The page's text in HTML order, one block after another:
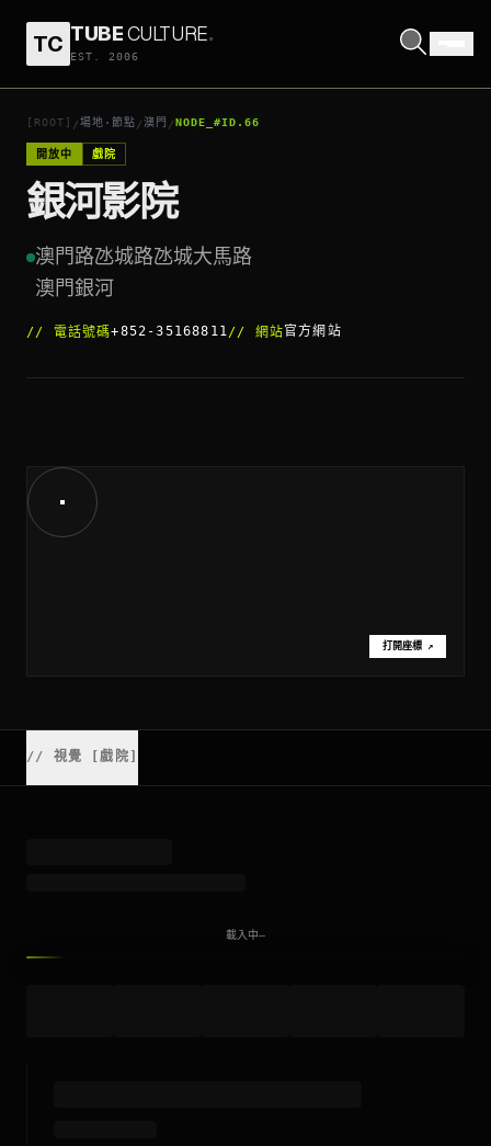
TC TUBECULTURE.
EST. 2006
[ROOT] /場地·節點 /澳門 /NODE_#ID.66
開放中 戲院
銀河影院
澳門路氹城路氹城大馬路
澳門銀河
// 電話號碼+852-35168811// 網站官方網站
打開座標 ↗
銀河影院
// 視覺 [戲院]
載入中⋯